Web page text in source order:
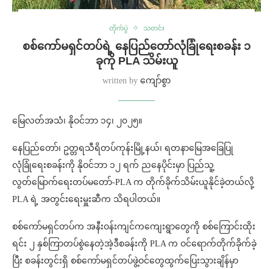
တိုက်ပွဲ သတင်း
စစ်ကော်မရှင်တပ်ရဲ့ နေပြည်တော်လုံခြုံရေးစခန်း ၁
ခုကို PLA သိမ်းယူ
written by ကျော်စွာ
မြေလတ်အသံ၊ နိုဝင်ဘာ ၁၄၊ ၂၀၂၅။
နေပြည်တော်၊ ဥတ္တရသီရိတပ်ကုန်းမြို့နယ်၊ ရတနာမြေအခြေပြု
လုံခြုံရေးစခန်းကို နိုဝင်ဘာ ၁၂ ရက် ညနေပိုင်းမှာ ပြည်သူ့
လွတ်မြောက်ရေးတပ်မတော်-PLA က တိုက်ခိုက်သိမ်းယူနိုင်ခဲ့တယ်လို့
PLA ရဲ့ အတွင်းရေးမှူးဆီက သိရပါတယ်။
စစ်ကော်မရှင်တပ်က အနီးဝန်းကျင်ကကျေးရွာတွေကို စစ်ကြောင်းထိုး
ရင်း ၂ နှစ်ကြာတပ်စွဲနေတဲ့အဲ့ဒီစခန်းကို PLA က ဝင်ရောက်တိုက်ခိုက်ခဲ့
ပြီး စခန်းတွင်းရှိ စစ်ကော်မရှင်တပ်ဖွဲ့ဝင်တွေထွက်ပြေးသွားချိန်မှာ